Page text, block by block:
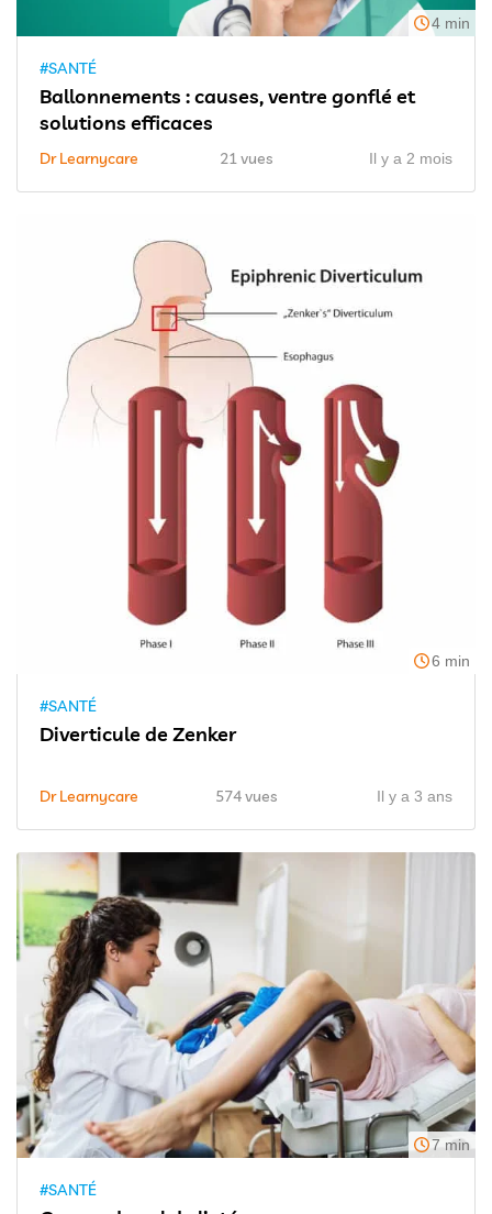
4 min
#SANTÉ
Ballonnements : causes, ventre gonflé et
solutions efficaces
Dr Learnycare 21 vues Il y a 2 mois
6 min
#SANTÉ
Diverticule de Zenker
Dr Learnycare 574 vues Il y a 3 ans
7 min
#SANTÉ